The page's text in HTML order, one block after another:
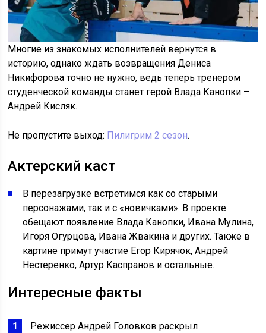
Многие из знакомых исполнителей вернутся в
историю, однако ждать возвращения Дениса
Никифорова точно не нужно, ведь теперь тренером
студенческой команды станет герой Влада Канопки –
Андрей Кисляк.
Не пропустите выход: Пилигрим 2 сезон.
Актерский каст
В перезагрузке встретимся как со старыми
персонажами, так и с «новичками». В проекте
обещают появление Влада Канопки, Ивана Мулина,
Игоря Огурцова, Ивана Жвакина и других. Также в
картине примут участие Егор Кирячок, Андрей
Нестеренко, Артур Каспранов и остальные.
Интересные факты
Режиссер Андрей Головков раскрыл